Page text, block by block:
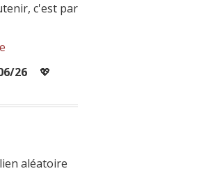
c'est par
26 💖